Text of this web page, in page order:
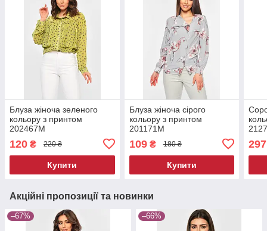
Блуза жіноча зеленого
кольору з принтом
202467M
120 ₴ 220 ₴
Купити
Блуза жіноча сірого
кольору з принтом
201171M
109₴ 180 ₴
Купити
297
Акційні пропозиції та новинки
–67% –66%